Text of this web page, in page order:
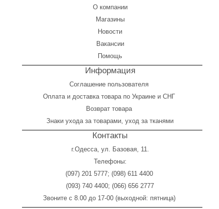
О компании
Магазины
Новости
Вакансии
Помощь
Информация
Соглашение пользователя
Оплата и доставка товара по Украине и СНГ
Возврат товара
Знаки ухода за товарами, уход за тканями
Контакты
г.Одесса, ул. Базовая, 11.
Телефоны:
(097) 201 5777; (098) 611 4400
(093) 740 4400; (066) 656 2777
Звоните с 8.00 до 17-00 (выходной: пятница)